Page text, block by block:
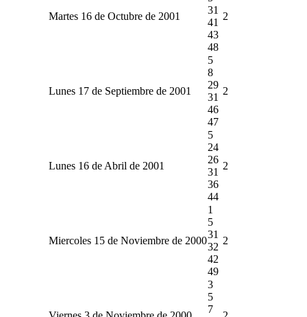
Martes 16 de Octubre de 2001
31
41
43
48
2
Lunes 17 de Septiembre de 2001
5
8
29
31
46
47
2
Lunes 16 de Abril de 2001
5
24
26
31
36
44
2
Miercoles 15 de Noviembre de 2000
1
5
31
32
42
49
2
3
5
7